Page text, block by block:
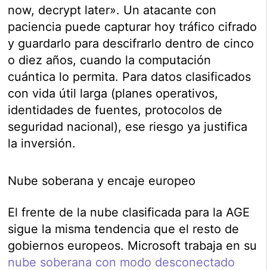
now, decrypt later». Un atacante con
paciencia puede capturar hoy tráfico cifrado
y guardarlo para descifrarlo dentro de cinco
o diez años, cuando la computación
cuántica lo permita. Para datos clasificados
con vida útil larga (planes operativos,
identidades de fuentes, protocolos de
seguridad nacional), ese riesgo ya justifica
la inversión.
Nube soberana y encaje europeo
El frente de la nube clasificada para la AGE
sigue la misma tendencia que el resto de
gobiernos europeos. Microsoft trabaja en su
nube soberana con modo desconectado